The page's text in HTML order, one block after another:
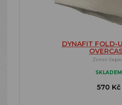
DYNAFIT FOLD-
Zimní
SKLADEM
570 Kč